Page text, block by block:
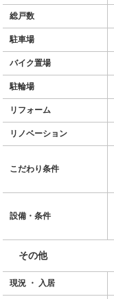
総戸数
駐車場
バイク置場
駐輪場
リフォーム
リノベーション
こだわり条件
設備・条件
その他
現況 ・ 入居